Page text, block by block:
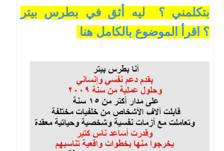
بتكلمني ؟ ليه أثق في بطرس بيتر
؟ اقرأ الموضوع بالكامل هنا